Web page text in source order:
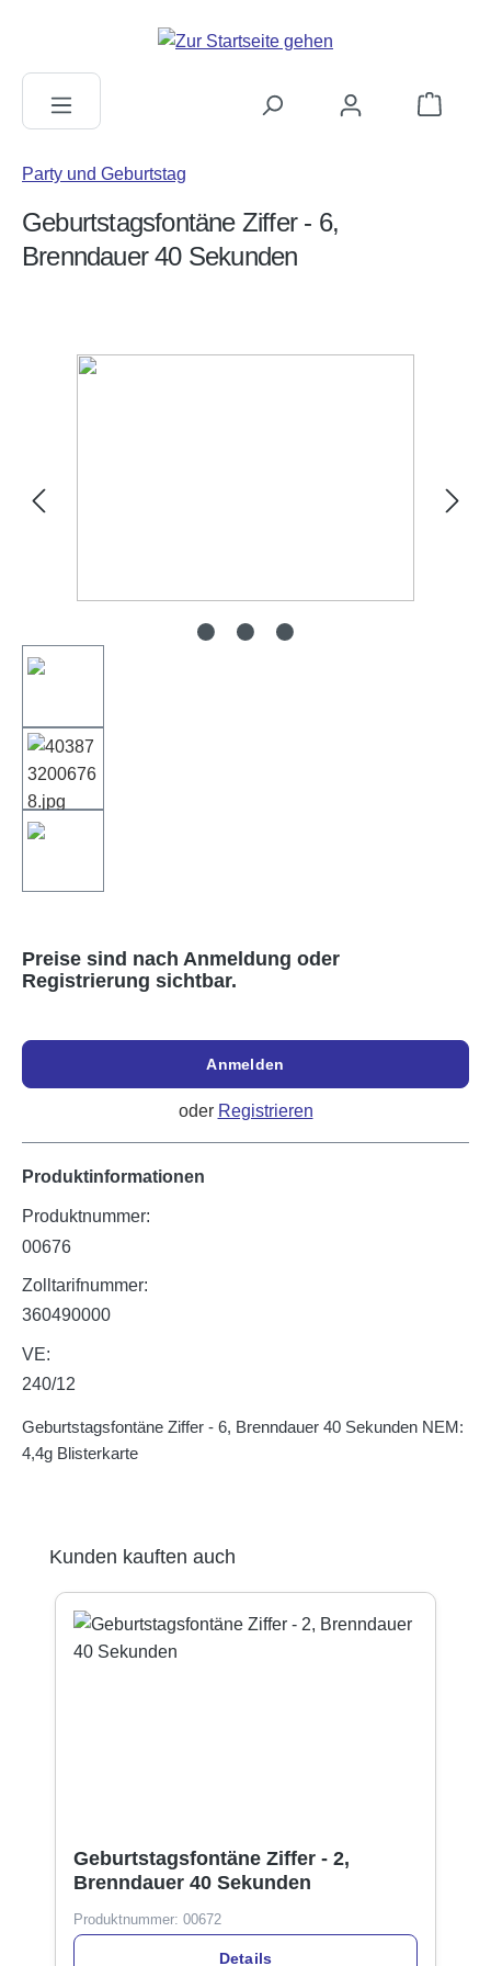
Party und Geburtstag
Geburtstagsfontäne Ziffer - 6,
Brenndauer 40 Sekunden
Bildergalerie überspringen
Preise sind nach Anmeldung oder
Registrierung sichtbar.
Anmelden
oder Registrieren
Produktinformationen
Produktnummer:
00676
Zolltarifnummer:
360490000
VE:
240/12
Geburtstagsfontäne Ziffer - 6, Brenndauer 40 Sekunden NEM:
4,4g Blisterkarte
Produktgalerie überspringen
Kunden kauften auch
Geburtstagsfontäne Ziffer - 2,
Brenndauer 40 Sekunden
Produktnummer: 00672
Details